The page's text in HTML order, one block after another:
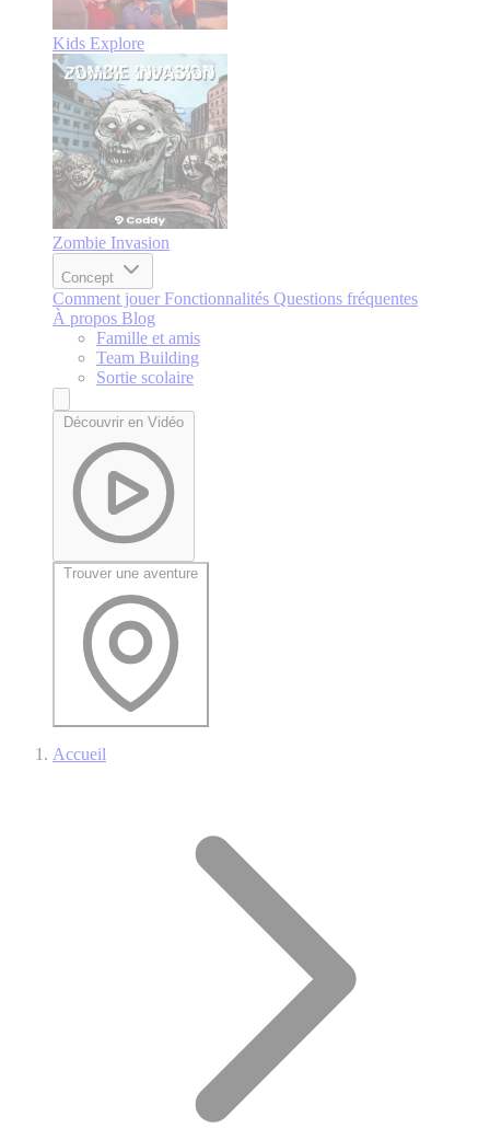
Kids Explore
Zombie Invasion
Concept
Comment jouer Fonctionnalités Questions fréquentes
À propos Blog
Famille et amis
Team Building
Sortie scolaire
Découvrir en Vidéo
Trouver une aventure
Accueil